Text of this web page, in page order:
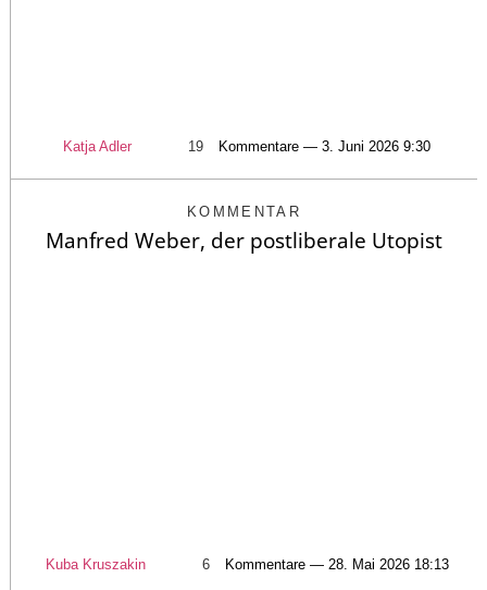
Katja Adler 19 Kommentare — 3. Juni 2026 9:30
KOMMENTAR
Manfred Weber, der postliberale Utopist
Kuba Kruszakin 6 Kommentare — 28. Mai 2026 18:13